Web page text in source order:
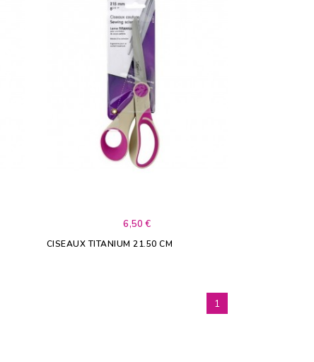
6,50 €
CISEAUX TITANIUM 21.50 CM
1